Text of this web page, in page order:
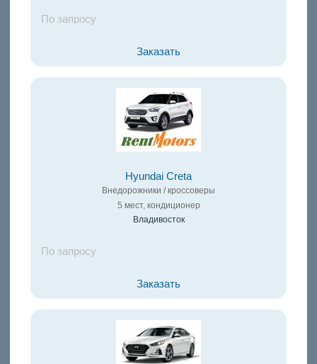
По запросу
Заказать
Hyundai Creta
Внедорожники / кроссоверы
5 мест, кондиционер
Владивосток
По запросу
Заказать